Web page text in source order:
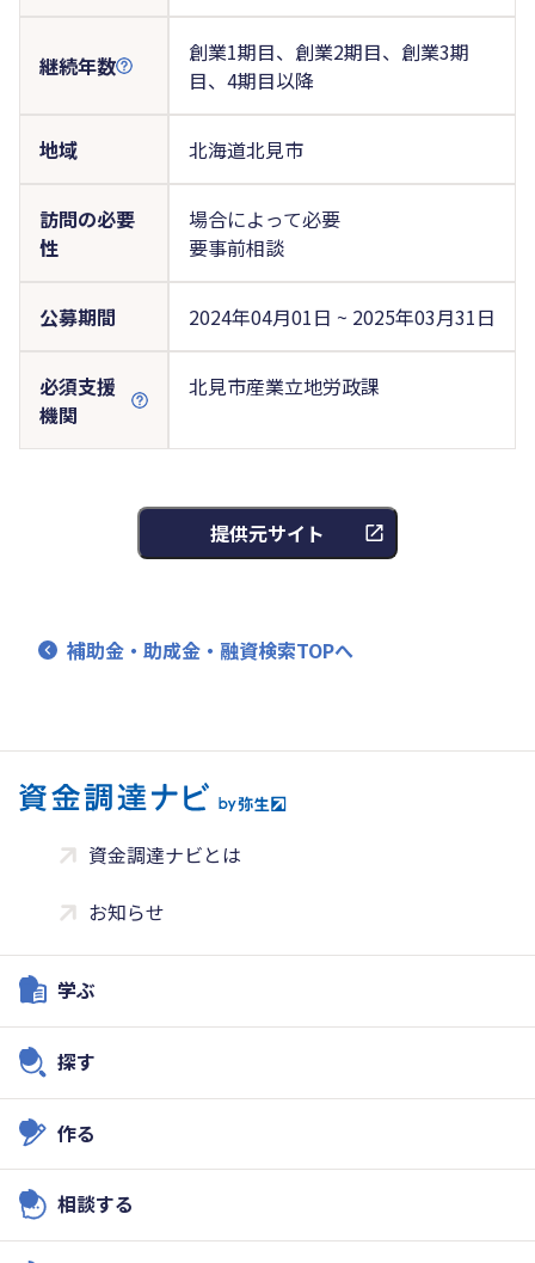
継続年数
創業1期目、創業2期目、創業3期
目、4期目以降
地域 北海道北見市
訪問の必要
性
場合によって必要
要事前相談
公募期間 2024年04月01日 ~ 2025年03月31日
必須支援
機関
北見市産業立地労政課
提供元サイト
補助金・助成金・融資検索TOPへ
資金調達ナビとは
お知らせ
学ぶ
探す
作る
相談する